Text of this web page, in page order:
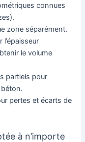
connues
zone séparément.
le volume
partiels pour
pertes et écarts de
à n’importe